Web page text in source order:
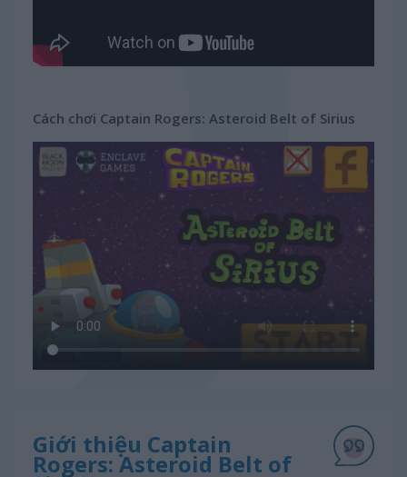
Cách chơi Captain Rogers: Asteroid Belt of Sirius
Giới thiệu Captain
Rogers: Asteroid Belt of